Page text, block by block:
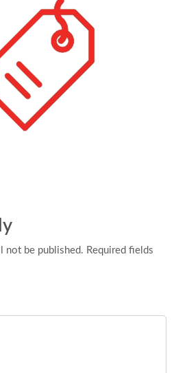
not be published. Required fields